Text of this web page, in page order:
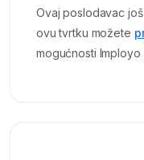
Ovaj poslodavac
ovu tvrtku možete
mogućnosti Imployo